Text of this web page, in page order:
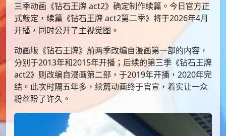
三季动画《钻石王牌 act2》确定制作续篇。今日官方正
式敲定，续篇《钻石王牌 act2第二季》将于2026年4月
开播，同时公开了主视觉图。
动画版《钻石王牌》前两季改编自漫画第一部的内容，
分别于2013年和2015年开播；后续的第三季《钻石王牌
act2》则改编自漫画第二部，于2019年开播，2020年完
结。此次时隔五年多，续篇动画终于官宣，着实让一众
粉丝盼了许久。